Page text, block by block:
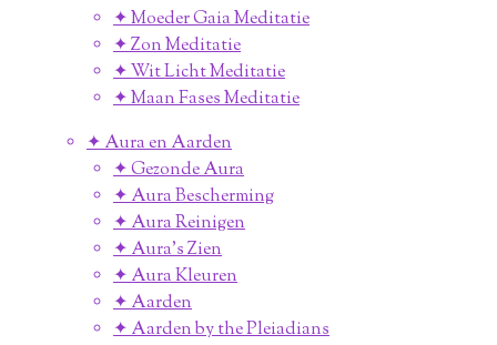
✦ Moeder Gaia Meditatie
✦ Zon Meditatie
✦ Wit Licht Meditatie
✦ Maan Fases Meditatie
✦ Aura en Aarden
✦ Gezonde Aura
✦ Aura Bescherming
✦ Aura Reinigen
✦ Aura's Zien
✦ Aura Kleuren
✦ Aarden
✦ Aarden by the Pleiadians